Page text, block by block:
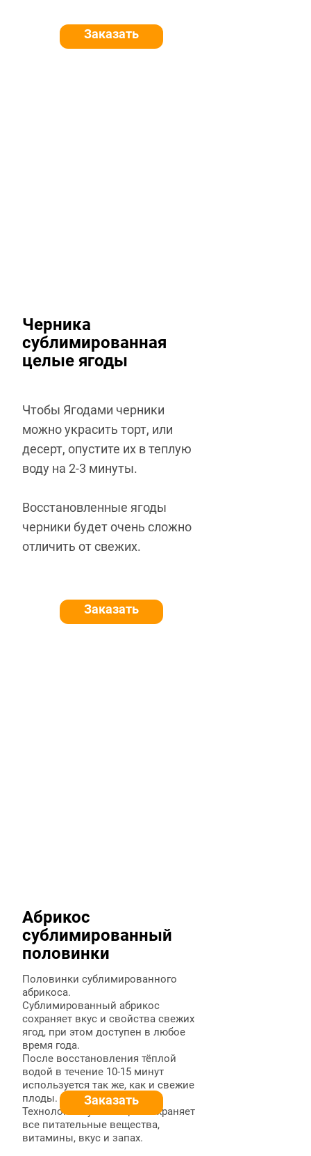
Заказать
Чтобы Ягодами черники
можно украсить торт, или
десерт, опустите их в теплую
воду на 2-3 минуты.
Восстановленные ягоды
черники будет очень сложно
отличить от свежих.
Заказать
Черника
сублимированная
целые ягоды
Абрикос
сублимированный
половинки
Заказать
Половинки сублимированного
абрикоса.
Сублимированный абрикос
сохраняет вкус и свойства свежих
ягод, при этом доступен в любое
время года.
После восстановления тёплой
водой в течение 10-15 минут
используется так же, как и свежие
плоды.
Технология сублимации сохраняет
все питательные вещества,
витамины, вкус и запах.